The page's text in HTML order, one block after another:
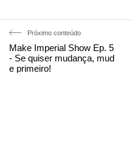
Próximo conteúdo
Make Imperial Show Ep. 5
- Se quiser mudança, mud
e primeiro!